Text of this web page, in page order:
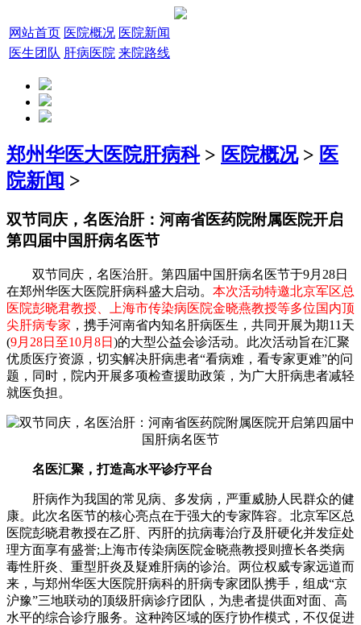
网站首页 医院概况 医院新闻
医生团队 肝病医院 来院路线
郑州华医大医院肝病科> 医院概况> 医
院新闻 >
双节同庆，名医治肝：河南省医药院附属医院开启
第四届中国肝病名医节
双节同庆，名医治肝。第四届中国肝病名医节于9月28日
在郑州华医大医院肝病科盛大启动。 本次活动特邀北京军区总
医院彭晓君教授、上海市传染病医院金晓燕教授等多位国内顶
尖肝病专家 ，携手河南省内知名肝病医生，共同开展为期11天
(9月28日至10月8日 )的大型公益会诊活动。此次活动旨在汇聚
优质医疗资源，切实解决肝病患者“看病难，看专家更难”的问
题，同时，院内开展多项检查援助政策，为广大肝病患者减轻
就医负担。
名医汇聚，打造高水平诊疗平台
肝病作为我国的常见病、多发病，严重威胁人民群众的健
康。此次名医节的核心亮点在于强大的专家阵容。北京军区总
医院彭晓君教授在乙肝、丙肝的抗病毒治疗及肝硬化并发症处
理方面享有盛誉;上海市传染病医院金晓燕教授则擅长各类病
毒性肝炎、重型肝炎及疑难肝病的诊治。两位权威专家远道而
来，与郑州华医大医院肝病科的肝病专家团队携手，组成“京
沪豫”三地联动的顶级肝病诊疗团队，为患者提供面对面、高
水平的综合诊疗服务。这种跨区域的医疗协作模式，不仅促进